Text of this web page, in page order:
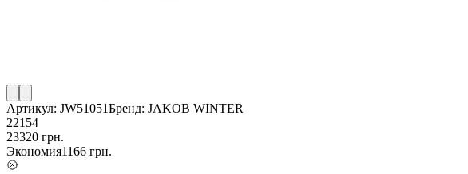
Артикул: JW51051Бренд: JAKOB WINTER
22154
23320 грн.
Экономия1166 грн.